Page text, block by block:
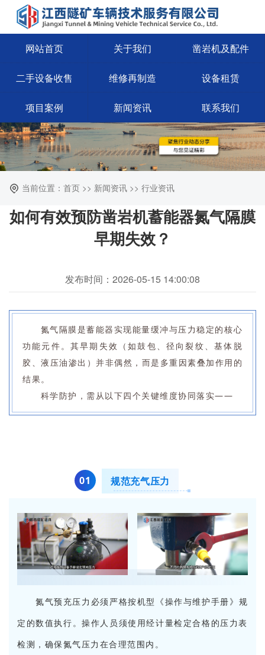
网站首页 关于我们 凿岩机及配件
二手设备收售 维修再制造 设备租赁
项目案例 新闻资讯 联系我们
当前位置：首页 >> 新闻资讯 >> 行业资讯
如何有效预防凿岩机蓄能器氮气隔膜
早期失效？
发布时间：2026-05-15 14:00:08
氮气隔膜是蓄能器实现能量缓冲与压力稳定的核心
功能元件。其早期失效（如鼓包、径向裂纹、基体脱
胶、液压油渗出）并非偶然，而是多重因素叠加作用的
结果。
科学防护，需从以下四个关键维度协同落实——
01 规范充气压力
氮气预充压力必须严格按机型《操作与维护手册》规
定的数值执行。操作人员须使用经计量检定合格的压力表
检测，确保氮气压力在合理范围内。